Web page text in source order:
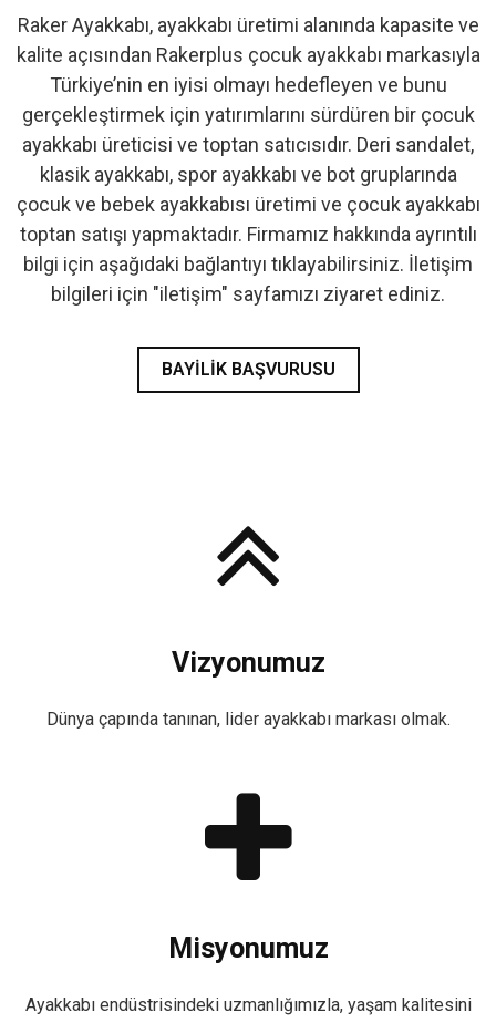
- İlk Adım & Bebek Ayakkabı
- Babetler
Raker Ayakkabı, ayakkabı üretimi alanında kapasite ve
kalite açısından Rakerplus çocuk ayakkabı markasıyla
Türkiye’nin en iyisi olmayı hedefleyen ve bunu
gerçekleştirmek için yatırımlarını sürdüren bir çocuk
ayakkabı üreticisi ve toptan satıcısıdır. Deri sandalet,
klasik ayakkabı, spor ayakkabı ve bot gruplarında
çocuk ve bebek ayakkabısı üretimi ve çocuk ayakkabı
toptan satışı yapmaktadır. Firmamız hakkında ayrıntılı
bilgi için aşağıdaki bağlantıyı tıklayabilirsiniz. İletişim
bilgileri için "iletişim" sayfamızı ziyaret ediniz.
BAYILIK BAŞVURUSU
Vizyonumuz
Dünya çapında tanınan, lider ayakkabı markası olmak.
Misyonumuz
Ayakkabı endüstrisindeki uzmanlığımızla, yaşam kalitesini